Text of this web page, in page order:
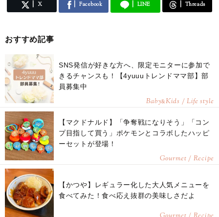
X Facebook LINE Threads
おすすめ記事
SNS発信が好きな方へ、限定モニターに参加で
きるチャンスも！【4yuuuトレンドママ部】部
員募集中
Baby&Kids / Life style
【マクドナルド】「争奪戦になりそう」「コン
プ目指して買う」ポケモンとコラボしたハッピ
ーセットが登場！
Gourmet / Recipe
【かつや】レギュラー化した大人気メニューを
食べてみた！食べ応え抜群の美味しさだよ